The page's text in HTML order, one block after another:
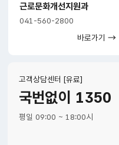
근로문화개선지원과
041-560-2800
바로가기
고객상담센터 [유료]
국번없이 1350
평일 09:00 ~ 18:00시